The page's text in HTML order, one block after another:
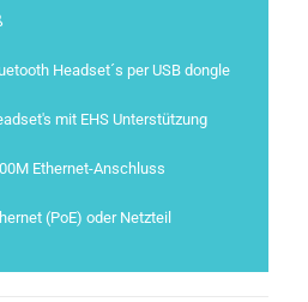
Headset´s per USB dongle
mit EHS Unterstützung
Ethernet-Anschluss
(PoE) oder Netzteil